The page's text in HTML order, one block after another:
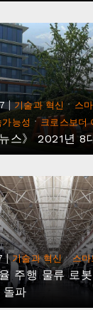
| 기술과 혁신 · 스
가능성 ·크로스보더
스》 2021년 8
| 기술과 혁신·스마
주행 물류 로봇
파